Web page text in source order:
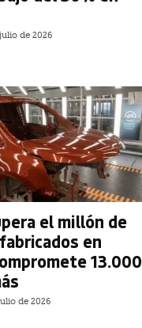
de 2026
el millón de
en
13.000
de 2026